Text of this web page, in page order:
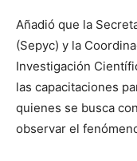
Añadió que la
(Sepyc) y la
Investigación
las capacitaciones
quienes se busca
observar el